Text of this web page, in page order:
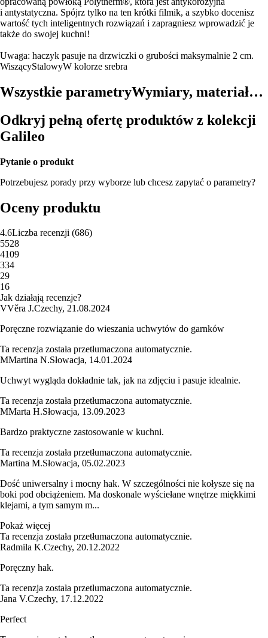
i antystatyczna. Spójrz tylko na ten krótki filmik, a szybko docenisz
wartość tych inteligentnych rozwiązań i zapragniesz wprowadzić je
także do swojej kuchni!
Uwaga: haczyk pasuje na drzwiczki o grubości maksymalnie 2 cm.
WiszącyStalowyW kolorze srebra
Wszystkie parametryWymiary, materiał…
Odkryj pełną ofertę produktów z kolekcji
Galileo
Pytanie o produkt
Potrzebujesz porady przy wyborze lub chcesz zapytać o parametry?
Oceny produktu
4.6Liczba recenzji (686)
5528
4109
334
29
16
Jak działają recenzje?
VVěra J.Czechy, 21.08.2024
Poręczne rozwiązanie do wieszania uchwytów do garnków
Ta recenzja została przetłumaczona automatycznie.
MMartina N.Słowacja, 14.01.2024
Uchwyt wygląda dokładnie tak, jak na zdjęciu i pasuje idealnie.
Ta recenzja została przetłumaczona automatycznie.
MMarta H.Słowacja, 13.09.2023
Bardzo praktyczne zastosowanie w kuchni.
Ta recenzja została przetłumaczona automatycznie.
Martina M.Słowacja, 05.02.2023
Dość uniwersalny i mocny hak. W szczególności nie kołysze się na
boki pod obciążeniem. Ma doskonale wyściełane wnętrze miękkimi
klejami, a tym samym m...
Pokaż więcej
Ta recenzja została przetłumaczona automatycznie.
Radmila K.Czechy, 20.12.2022
Poręczny hak.
Ta recenzja została przetłumaczona automatycznie.
Jana V.Czechy, 17.12.2022
Perfect